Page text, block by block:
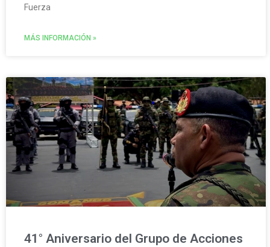
Fuerza
MÁS INFORMACIÓN »
41° Aniversario del Grupo de Acciones